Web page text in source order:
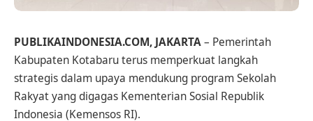
PUBLIKAINDONESIA.COM, JAKARTA– Pemerintah
Kabupaten Kotabaru terus memperkuat langkah
strategis dalam upaya mendukung program Sekolah
Rakyat yang digagas Kementerian Sosial Republik
Indonesia (Kemensos RI).